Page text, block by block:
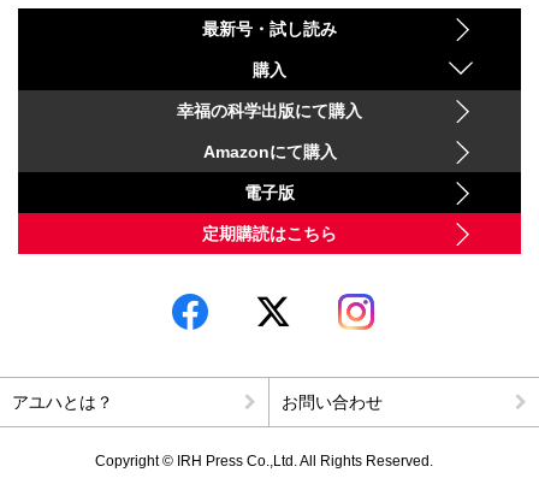
最新号・試し読み
購入
幸福の科学出版にて購入
Amazonにて購入
電子版
定期購読はこちら
アユハとは？ お問い合わせ
Copyright © IRH Press Co.,Ltd. All Rights Reserved.